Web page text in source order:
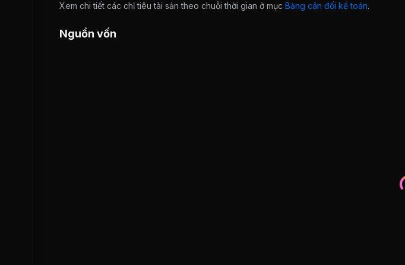
Xem chi tiết các chỉ tiêu tài sản theo chuỗi thời gian ở mục Bảng cân đối kế toán.
Nguồn vốn